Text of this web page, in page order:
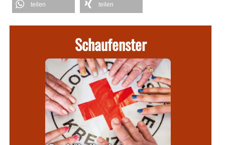
teilen teilen
Schaufenster